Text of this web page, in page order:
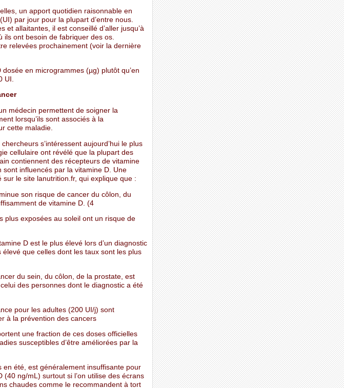
un apport quotidien raisonnable en
par jour pour la plupart d’entre nous.
et allaitantes, il est conseillé d’aller jusqu’à
ont besoin de fabriquer des os.
relevées prochainement (voir la dernière
en microgrammes (µg) plutôt qu’en
UI.
médecin permettent de soigner la
lorsqu’ils sont associés à la
cette maladie.
s’intéressent aujourd’hui le plus
cellulaire ont révélé que la plupart des
contiennent des récepteurs de vitamine
sont influencés par la vitamine D. Une
le site lanutrition.fr, qui explique que :
son risque de cancer du côlon, du
de vitamine D. (4
plus exposées au soleil ont un risque de
D est le plus élevé lors d’un diagnostic
que celles dont les taux sont les plus
du sein, du côlon, de la prostate, est
des personnes dont le diagnostic a été
pour les adultes (200 UI/j) sont
à la prévention des cancers
une fraction de ces doses officielles
susceptibles d’être améliorées par la
en été, est généralement insuffisante pour
ng/mL) surtout si l’on utilise des écrans
chaudes comme le recommandent à tort